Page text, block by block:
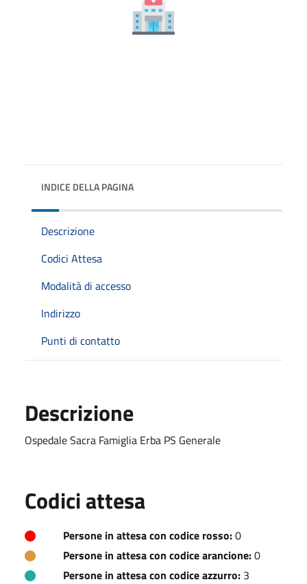
INDICE DELLA PAGINA
Descrizione
Codici Attesa
Modalità di accesso
Indirizzo
Punti di contatto
Descrizione
Ospedale Sacra Famiglia Erba PS Generale
Codici attesa
Persone in attesa con codice rosso:0
Persone in attesa con codice arancione:0
Persone in attesa con codice azzurro: 3